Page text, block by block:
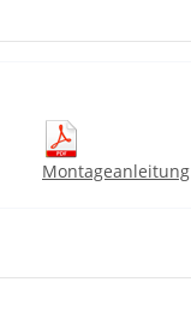
Montageanleitung